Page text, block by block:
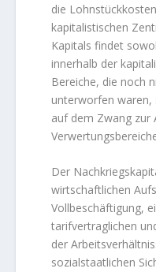
die
kapitalistischen
Kapitals findet
innerhalb der
Bereiche, die noch
unterworfen
auf dem Zwang zur
Der
wirtschaftlichen
Vollbeschäftigung,
tarifvertraglichen
der
sozialstaatlichen